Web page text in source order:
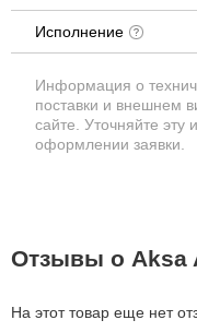
Исполнение
Информация о
поставки и внешнем
сайте. Уточняйте
оформлении заявки.
Отзывы о Aksa
На этот товар еще нет